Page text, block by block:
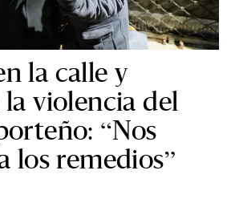
la calle y
violencia del
“Nos
los remedios”